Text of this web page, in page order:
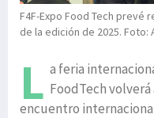
F4F-Expo Food Tech prevé
de la edición de 2025. Foto:
L a feria
FoodTech
encuentro